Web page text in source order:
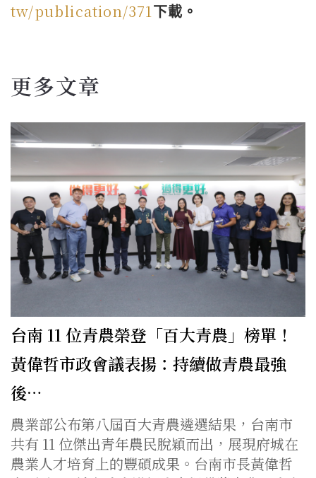
tw/publication/371下載。
更多文章
台南 11 位青農榮登「百大青農」榜單！
黃偉哲市政會議表揚：持續做青農最強
後…
農業部公布第八屆百大青農遴選結果，台南市
共有 11 位傑出青年農民脫穎而出，展現府城在
農業人才培育上的豐碩成果。台南市長黃偉哲